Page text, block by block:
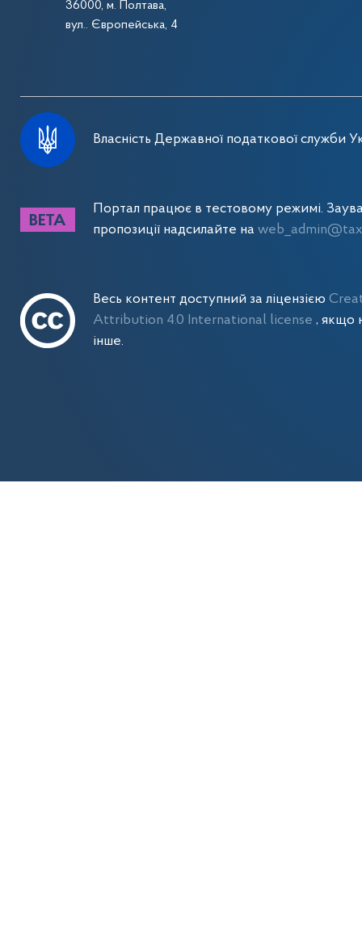
36000, м. Полтава,
вул.. Європейська, 4
Власність Державної податкової служби
Портал працює в тестовому режимі.
пропозиції надсилайте на
Весь контент доступний за ліцензією
Attribution 4.0 International license , якщо
інше.